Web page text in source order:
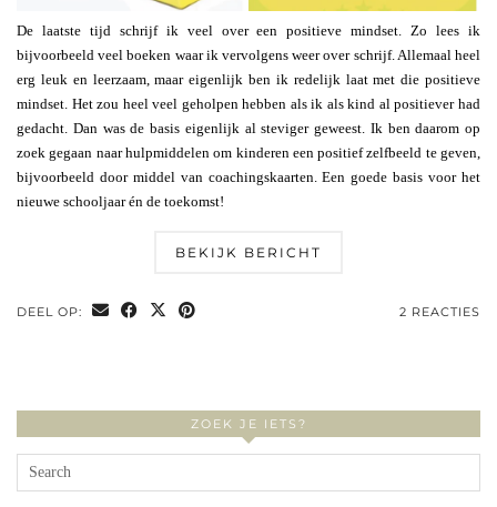
De laatste tijd schrijf ik veel over een positieve mindset. Zo lees ik
bijvoorbeeld veel boeken waar ik vervolgens weer over schrijf. Allemaal heel
erg leuk en leerzaam, maar eigenlijk ben ik redelijk laat met die positieve
mindset. Het zou heel veel geholpen hebben als ik als kind al positiever had
gedacht. Dan was de basis eigenlijk al steviger geweest. Ik ben daarom op
zoek gegaan naar hulpmiddelen om kinderen een positief zelfbeeld te geven,
bijvoorbeeld door middel van coachingskaarten. Een goede basis voor het
nieuwe schooljaar én de toekomst!
BEKIJK BERICHT
DEEL OP: 2 REACTIES
ZOEK JE IETS?